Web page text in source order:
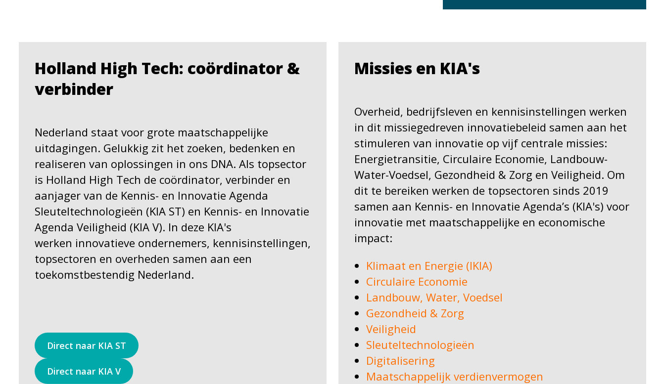
Holland High Tech: coördinator &
verbinder
Nederland staat voor grote maatschappelijke
uitdagingen. Gelukkig zit het zoeken, bedenken en
realiseren van oplossingen in ons DNA. Als topsector
is Holland High Tech de coördinator, verbinder en
aanjager van de Kennis- en Innovatie Agenda
Sleuteltechnologieën (KIA ST) en Kennis- en Innovatie
Agenda Veiligheid (KIA V). In deze KIA's
werken innovatieve ondernemers, kennisinstellingen,
topsectoren en overheden samen aan een
toekomstbestendig Nederland.
Direct naar KIA ST
Direct naar KIA V
Missies en KIA's
Overheid, bedrijfsleven en kennisinstellingen werken
in dit missiegedreven innovatiebeleid samen aan het
stimuleren van innovatie op vijf centrale missies:
Energietransitie, Circulaire Economie, Landbouw-
Water-Voedsel, Gezondheid & Zorg en Veiligheid. Om
dit te bereiken werken de topsectoren sinds 2019
samen aan Kennis- en Innovatie Agenda’s (KIA's) voor
innovatie met maatschappelijke en economische
impact:
Klimaat en Energie (IKIA)
Circulaire Economie
Landbouw, Water, Voedsel
Gezondheid & Zorg
Veiligheid
Sleuteltechnologieën
Digitalisering
Maatschappelijk verdienvermogen